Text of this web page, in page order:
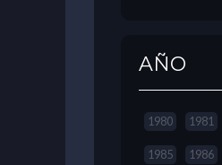
AÑO
1980 1981
1985 1986